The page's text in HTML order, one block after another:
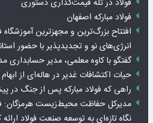
فولاد در تله قیمت‌گذاری دستوری
فولاد مبارکه اصفهان
افتتاح بزرگ‌ترین و مجهزترین
انرژی‌های نو و تجدیدپذیر با حضور
گفتگو با کاوه معلمی، مدیر حسابداری
حیات اکتشافات غدیر در هاله‌ای از ابهام
راهی که فولاد مبارکه پس از جنگ در
مدیرکل حفاظت محیط‌زیست هرمزگان:
نگاه تازه‌ای به توسعه صنعت فولاد